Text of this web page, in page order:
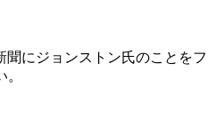
にジョンストン氏のことをフ